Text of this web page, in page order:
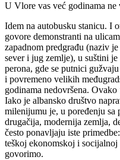
U Vlore vas već godinama ne
Idem na autobusku stanicu. I
govore demonstranti na
zapadnom predgrađu (naziv
sever i jug zemlje), u suštini
perona, gde se putnici
i povremeno velikih
godinama nedovršena.
Iako je albansko društvo
milenijumu je, u poređenju sa
drugačija, modernija zemlja,
često ponavljaju iste
teškoj ekonomskoj i
govorimo.